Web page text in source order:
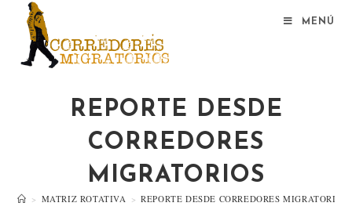
MENÚ
REPORTE DESDE
CORREDORES
MIGRATORIOS
> MATRIZ ROTATIVA > REPORTE DESDE CORREDORES MIGRATORIOS